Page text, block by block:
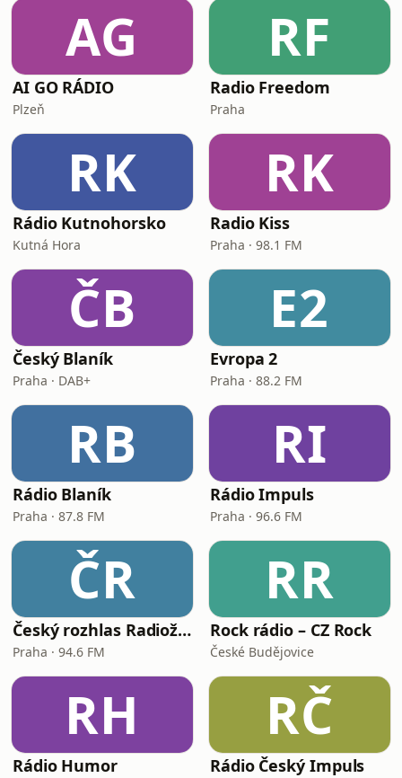
AG
AI GO RÁDIO
Plzeň
RF
Radio Freedom
Praha
RK
Rádio Kutnohorsko
Kutná Hora
RK
Radio Kiss
Praha · 98.1 FM
ČB
Český Blaník
Praha · DAB+
E2
Evropa 2
Praha · 88.2 FM
RB
Rádio Blaník
Praha · 87.8 FM
RI
Rádio Impuls
Praha · 96.6 FM
ČR
Český rozhlas Radiožurnál
Praha · 94.6 FM
RR
Rock rádio – CZ Rock
České Budějovice
RH
Rádio Humor
RČ
Rádio Český Impuls